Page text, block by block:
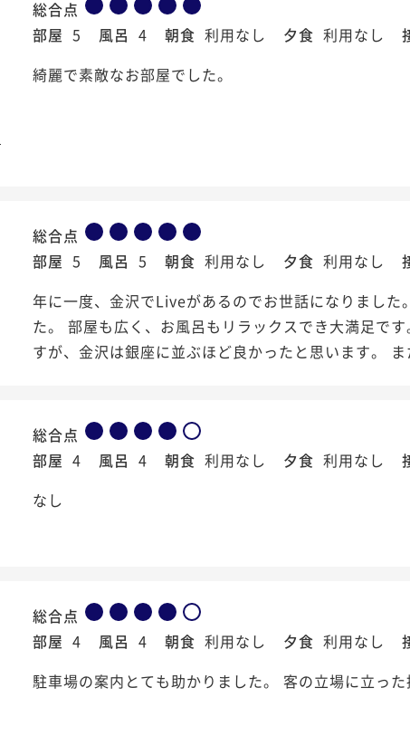
総合点
部屋 5 風呂 4 朝食 利用なし 夕食 利用なし
綺麗で素敵なお部屋でした。
総合点
部屋 5 風呂 5 朝食 利用なし 夕食 利用なし
年に一度、金沢でLiveがあるのでお世話になりまし
た。 部屋も広く、お風呂もリラックスでき大満足で
すが、金沢は銀座に並ぶほど良かったと思います。 ま
総合点
部屋 4 風呂 4 朝食 利用なし 夕食 利用なし
なし
総合点
部屋 4 風呂 4 朝食 利用なし 夕食 利用なし
駐車場の案内とても助かりました。 客の立場に立った